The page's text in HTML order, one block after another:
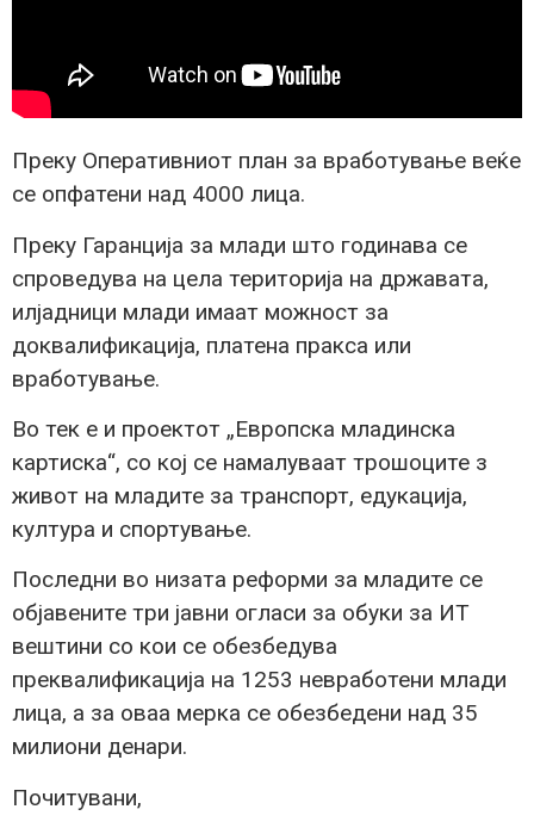
Преку Оперативниот план за вработување веќе
се опфатени над 4000 лица.
Преку Гаранција за млади што годинава се
спроведува на цела територија на државата,
илјадници млади имаат можност за
доквалификација, платена пракса или
вработување.
Во тек е и проектот „Европска младинска
картиска“, со кој се намалуваат трошоците з
живот на младите за транспорт, едукација,
култура и спортување.
Последни во низата реформи за младите се
објавените три јавни огласи за обуки за ИТ
вештини со кои се обезбедува
преквалификација на 1253 невработени млади
лица, а за оваа мерка се обезбедени над 35
милиони денари.
Почитувани,